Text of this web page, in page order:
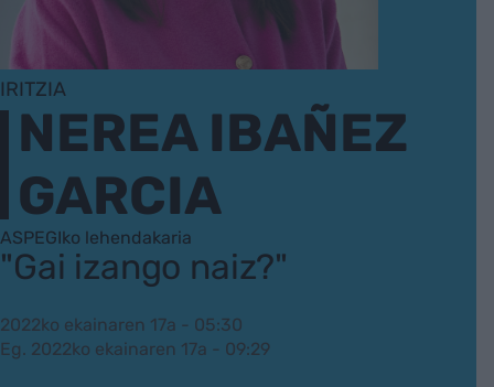
IRITZIA
NEREA IBAÑEZ
GARCIA
ASPEGIko lehendakaria
"Gai izango naiz?"
2022ko ekainaren 17a - 05:30
Eg. 2022ko ekainaren 17a - 09:29